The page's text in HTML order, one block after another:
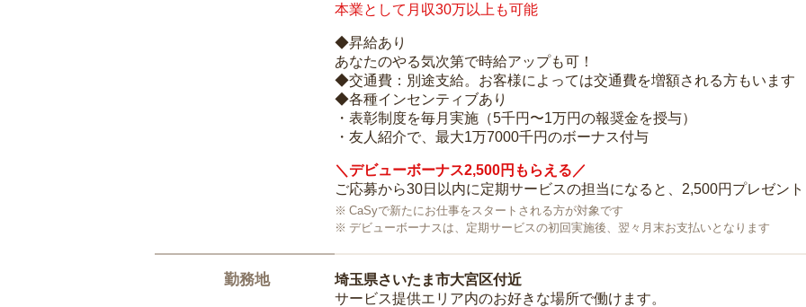
本業として月収30万以上も可能
◆昇給あり
あなたのやる気次第で時給アップも可！
◆交通費：別途支給。お客様によっては交通費を増額される方もいます
◆各種インセンティブあり
・表彰制度を毎月実施（5千円〜1万円の報奨金を授与）
・友人紹介で、最大1万7000千円のボーナス付与
＼デビューボーナス2,500円もらえる／
ご応募から30日以内に定期サービスの担当になると、2,500円プレゼント
CaSyで新たにお仕事をスタートされる方が対象です
デビューボーナスは、定期サービスの初回実施後、翌々月末お支払いとなります
勤務地
埼玉県さいたま市大宮区付近
サービス提供エリア内のお好きな場所で働けます。